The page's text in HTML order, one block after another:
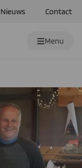
Nieuws Contact
Menu